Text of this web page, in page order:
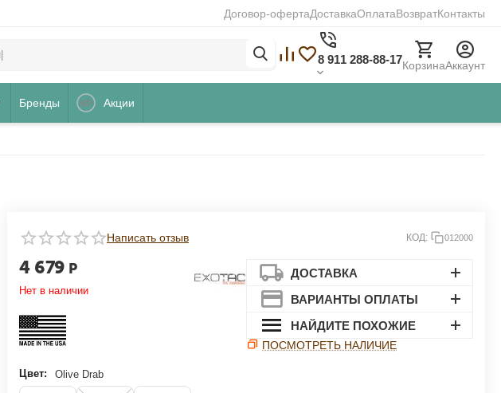
Договор-офертаДоставкаОплатаВозвратКонтакты
8 911 288-88-17КорзинаАккаунт
Бренды Акции
Написать отзыв КОД: 012000
4 679 Р
Нет в наличии
Цвет: Olive Drab
ДОСТАВКА
ВАРИАНТЫ ОПЛАТЫ
НАЙДИТЕ ПОХОЖИЕ
ПОСМОТРЕТЬ НАЛИЧИЕ